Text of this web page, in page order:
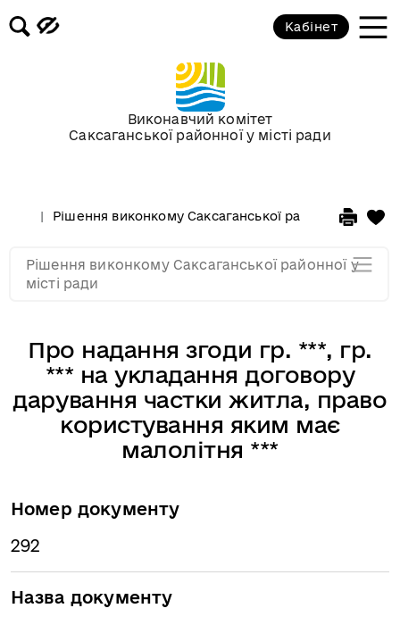
Виконавчий комітет
Саксаганської районної у місті ради
Кабінет
Рішення виконкому Саксаганської районної у місті
Про надання згоди гр. ***, гр.
*** на укладання договору
дарування частки житла, право
користування яким має
малолітня ***
Номер документу
292
Назва документу
Рішення виконкому Саксаганської районної у
місті ради
Засідання за 2015 рік
Засідання за 2014 рік
Засідання за 2013 рік
Засідання за 2011
Засідання за 2010